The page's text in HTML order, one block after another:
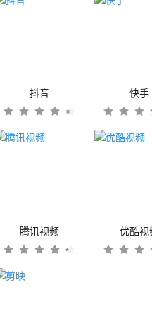
抖音 快手
腾讯视频 优酷视